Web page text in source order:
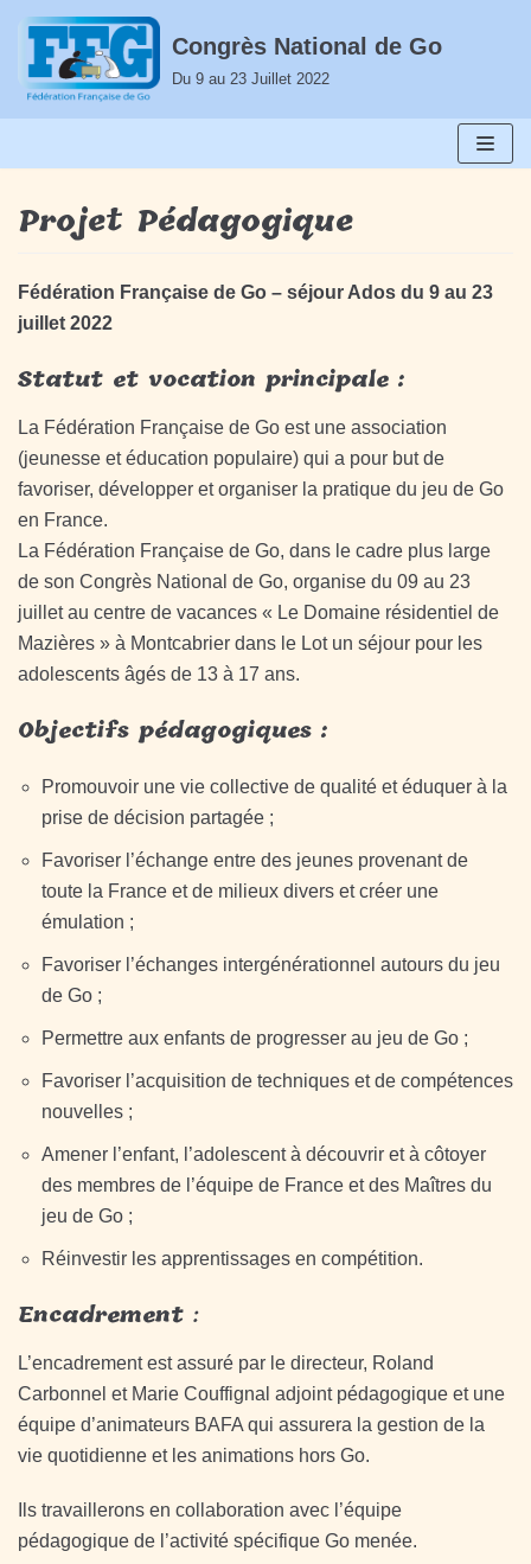
Aller
contenu
Congrès National de Go
Du 9 au 23 Juillet 2022
Projet Pédagogique
Fédération Française de Go – séjour Ados du 9 au 23
juillet 2022
Statut et vocation principale :
La Fédération Française de Go est une association
(jeunesse et éducation populaire) qui a pour but de
favoriser, développer et organiser la pratique du jeu de Go
en France.
La Fédération Française de Go, dans le cadre plus large
de son Congrès National de Go, organise du 09 au 23
juillet au centre de vacances « Le Domaine résidentiel de
Mazières » à Montcabrier dans le Lot un séjour pour les
adolescents âgés de 13 à 17 ans.
Objectifs pédagogiques :
Promouvoir une vie collective de qualité et éduquer à la
prise de décision partagée ;
Favoriser l’échange entre des jeunes provenant de
toute la France et de milieux divers et créer une
émulation ;
Favoriser l’échanges intergénérationnel autours du jeu
de Go ;
Permettre aux enfants de progresser au jeu de Go ;
Favoriser l’acquisition de techniques et de compétences
nouvelles ;
Amener l’enfant, l’adolescent à découvrir et à côtoyer
des membres de l’équipe de France et des Maîtres du
jeu de Go ;
Réinvestir les apprentissages en compétition.
Encadrement :
L’encadrement est assuré par le directeur, Roland
Carbonnel et Marie Couffignal adjoint pédagogique et une
équipe d’animateurs BAFA qui assurera la gestion de la
vie quotidienne et les animations hors Go.
Ils travaillerons en collaboration avec l’équipe
pédagogique de l’activité spécifique Go menée.